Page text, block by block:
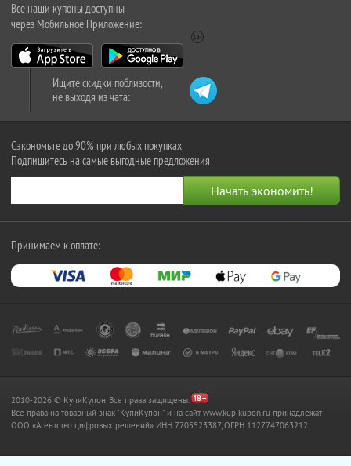
Все наши купоны доступны
через Мобильное Приложение:
Ищите скидки поблизости,
не выходя из чата:
Сэкономьте до 90% при любых покупках
Подпишитесь на самые выгодные предложения
Принимаем к оплате:
2010-2026 © КупиКупон. Все права защищены.
Все права на товарный знак "КупиКупон" и на сайт www.kupikupon.ru принадлежат
OOO «Агентство цифровых решений» ИНН 7705523387, ОГРН 1127747063212